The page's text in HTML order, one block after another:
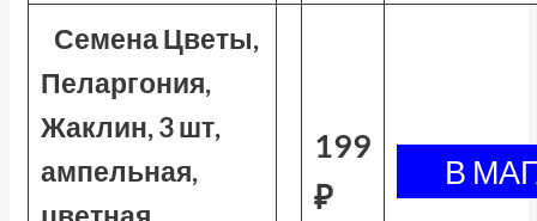
Семена Цветы,
Пеларгония,
Жаклин, 3 шт,
ампельная,
199
₽